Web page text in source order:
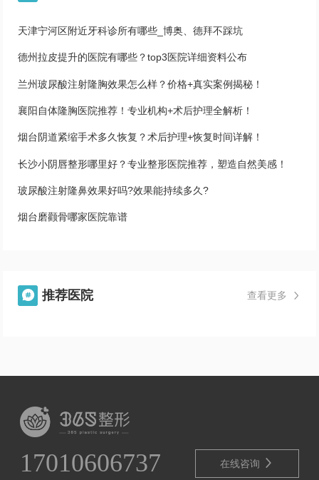
天津宁河区附近牙科诊所有哪些_博奥、德拜不踩坑
德州拉皮提升的医院有哪些？top3医院详细资料公布
兰州玻尿酸注射隆胸效果怎么样？价格+真实案例揭秘！
襄阳自体隆胸医院推荐！专业机构+术后护理全解析！
烟台阴道紧缩手术多久恢复？术后护理+恢复时间详解！
长沙小阴唇整形哪里好？专业整形医院推荐，塑造自然美感！
玻尿酸注射隆鼻效果好吗?效果能持续多久?
烟台磨颧骨哪家医院靠谱
 推荐医院 查看更多 
17010606737 在线咨询 